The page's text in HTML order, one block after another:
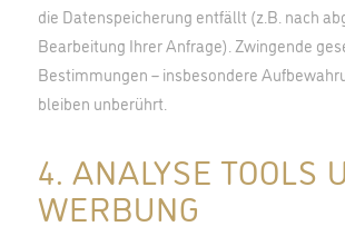
die Datenspeicherung entfällt (z.B. nach
Bearbeitung Ihrer Anfrage). Zwingende
Bestimmungen – insbesondere
bleiben unberührt.
4. ANALYSE TOOLS
WERBUNG